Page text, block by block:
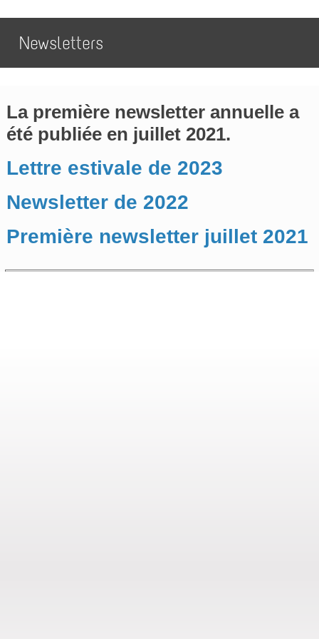
Newsletters
La première newsletter annuelle a
été publiée en juillet 2021.
Lettre estivale de 2023
Newsletter de 2022
Première newsletter juillet 2021